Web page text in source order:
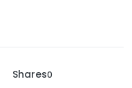
Shares0